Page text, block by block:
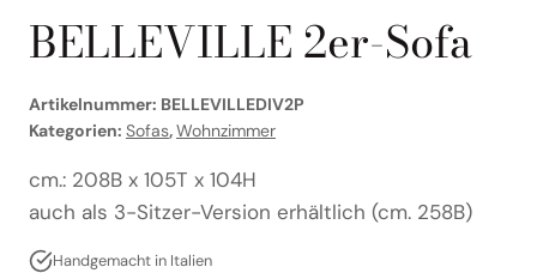
BELLEVILLE 2er-Sofa
Artikelnummer: BELLEVILLEDIV2P
Kategorien: Sofas,Wohnzimmer
cm.: 208B x 105T x 104H
auch als 3-Sitzer-Version erhältlich (cm. 258B)
Handgemacht in Italien